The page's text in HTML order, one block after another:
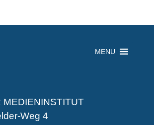
MENU
MEDIENINSTITUT
Weg 4